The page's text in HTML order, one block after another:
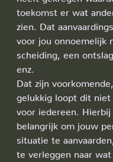
toekomst er wat
zien. Dat
voor jou onnoemelijk
scheiding, een
enz.
Dat zijn
gelukkig loopt dit niet
voor iedereen. Hierbij
belangrijk om jouw
situatie te
te verleggen naar